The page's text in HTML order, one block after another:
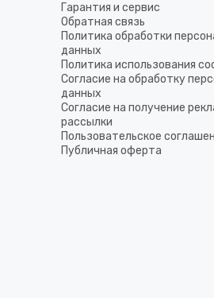
Гарантия и сервис
Обратная связь
Политика обработки
данных
Политика использования
Согласие на обработку
данных
Согласие на получение
рассылки
Пользовательское
Публичная оферта